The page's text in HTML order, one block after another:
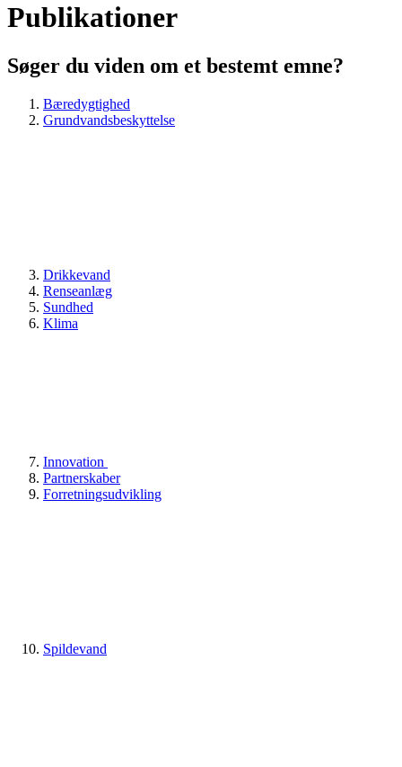
Publikationer
Søger du viden om et bestemt emne?
Bæredygtighed
Grundvandsbeskyttelse
Drikkevand
Renseanlæg
Sundhed
Klima
Innovation
Partnerskaber
Forretningsudvikling
Spildevand